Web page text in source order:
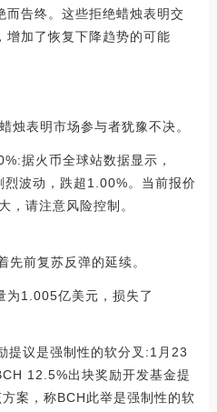
而告终。这些拒绝蜡烛表明交
增加了恢复下降趋势的可能
烛表明市场参与者犹豫不决。
据火币全球站数据显示，
波动，跌超1.00%。当前报价
，请注意风险控制。
先前复苏反弹的延续。
1.005亿美元，损失了
提议是强制性的软分叉:1月23
12.5%出块奖励开发基金提
案，称BCH此举是强制性的软